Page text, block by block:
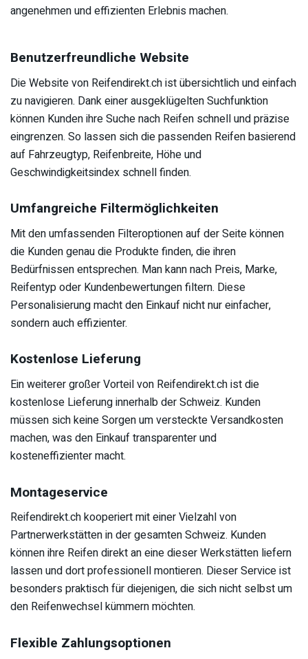
angenehmen und effizienten Erlebnis machen.
Benutzerfreundliche Website
Die Website von Reifendirekt.ch ist übersichtlich und einfach
zu navigieren. Dank einer ausgeklügelten Suchfunktion
können Kunden ihre Suche nach Reifen schnell und präzise
eingrenzen. So lassen sich die passenden Reifen basierend
auf Fahrzeugtyp, Reifenbreite, Höhe und
Geschwindigkeitsindex schnell finden.
Umfangreiche Filtermöglichkeiten
Mit den umfassenden Filteroptionen auf der Seite können
die Kunden genau die Produkte finden, die ihren
Bedürfnissen entsprechen. Man kann nach Preis, Marke,
Reifentyp oder Kundenbewertungen filtern. Diese
Personalisierung macht den Einkauf nicht nur einfacher,
sondern auch effizienter.
Kostenlose Lieferung
Ein weiterer großer Vorteil von Reifendirekt.ch ist die
kostenlose Lieferung innerhalb der Schweiz. Kunden
müssen sich keine Sorgen um versteckte Versandkosten
machen, was den Einkauf transparenter und
kosteneffizienter macht.
Montageservice
Reifendirekt.ch kooperiert mit einer Vielzahl von
Partnerwerkstätten in der gesamten Schweiz. Kunden
können ihre Reifen direkt an eine dieser Werkstätten liefern
lassen und dort professionell montieren. Dieser Service ist
besonders praktisch für diejenigen, die sich nicht selbst um
den Reifenwechsel kümmern möchten.
Flexible Zahlungsoptionen